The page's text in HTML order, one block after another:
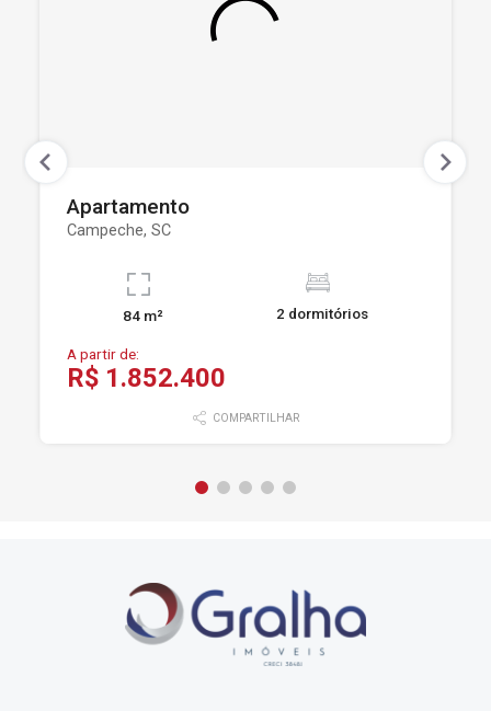
Apartamento
Campeche, SC
84 m² 2 dormitórios
A partir de:
R$ 1.852.400
COMPARTILHAR